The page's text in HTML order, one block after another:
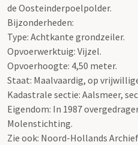
de Oosteinderpoelpolder.
Bijzonderheden:
Type: Achtkante grondzeiler.
Opvoerwerktuig: Vijzel.
Opvoerhoogte: 4,50 meter.
Staat: Maalvaardig, op
Kadastrale sectie: Aalsmeer,
Eigendom: In 1987
Molenstichting.
Zie ook: Noord-Hollands